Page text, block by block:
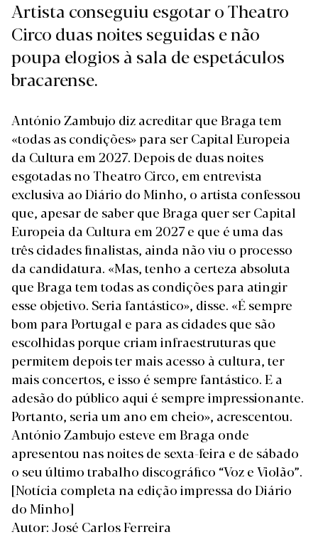
Artista conseguiu esgotar o Theatro
Circo duas noites seguidas e não
poupa elogios à sala de espetáculos
bracarense.
António Zambujo diz acreditar que Braga tem
«todas as condições» para ser Capital Europeia
da Cultura em 2027. Depois de duas noites
esgotadas no Theatro Circo, em entrevista
exclusiva ao Diário do Minho, o artista confessou
que, apesar de saber que Braga quer ser Capital
Europeia da Cultura em 2027 e que é uma das
três cidades finalistas, ainda não viu o processo
da candidatura. «Mas, tenho a certeza absoluta
que Braga tem todas as condições para atingir
esse objetivo. Seria fantástico», disse. «É sempre
bom para Portugal e para as cidades que são
escolhidas porque criam infraestruturas que
permitem depois ter mais acesso à cultura, ter
mais concertos, e isso é sempre fantástico. E a
adesão do público aqui é sempre impressionante.
Portanto, seria um ano em cheio», acrescentou.
António Zambujo esteve em Braga onde
apresentou nas noites de sexta-feira e de sábado
o seu último trabalho discográfico “Voz e Violão”.
[Notícia completa na edição impressa do Diário
do Minho]
Autor: José Carlos Ferreira